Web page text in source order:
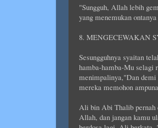
"Sungguh, Allah lebih
yang menemukan
8. MENGECEWAKAN
Sesungguhnya syaitan
hamba-hamba-Mu selagi
menimpalinya,"Dan demi
mereka memohon
Ali bin Abi Thalib pernah
Allah, dan jangan kamu